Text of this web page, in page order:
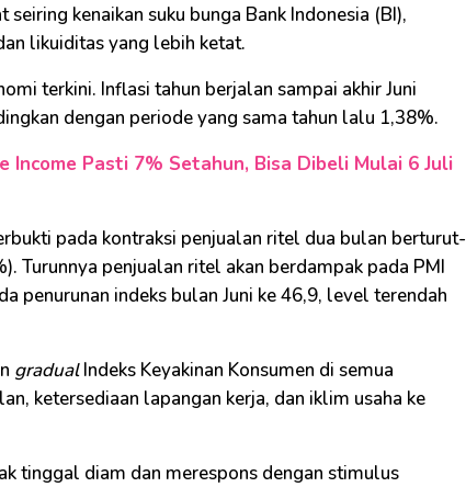
kenaikan suku bunga Bank Indonesia (BI),
likuiditas yang lebih ketat.
terkini. Inflasi tahun berjalan sampai akhir Juni
dengan periode yang sama tahun lalu 1,38%.
Income Pasti 7% Setahun, Bisa Dibeli Mulai 6 Juli
pada kontraksi penjualan ritel dua bulan berturut-
Turunnya penjualan ritel akan berdampak pada PMI
penurunan indeks bulan Juni ke 46,9, level terendah
gradualIndeks Keyakinan Konsumen di semua
ketersediaan lapangan kerja, dan iklim usaha ke
tinggal diam dan merespons dengan stimulus